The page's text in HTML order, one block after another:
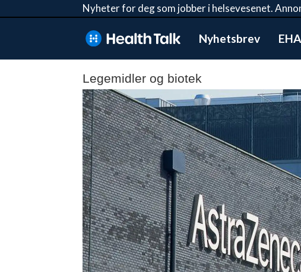
Nyheter for deg som jobber i helsevesenet.
Nyhetsbrev
Legemidler og biotek